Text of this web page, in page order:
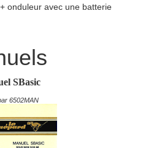
onduleur avec une batterie
SBasic
6502MAN